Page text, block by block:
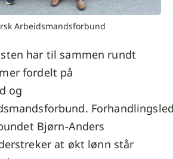
Arbeidsmandsforbund
har til sammen rundt
fordelt på
og
Bjørn-Anders
at økt lønn står